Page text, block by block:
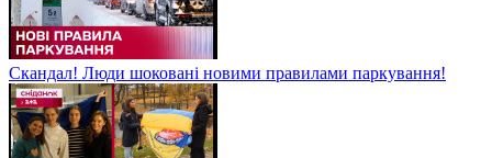
Скандал! Люди шоковані новими правилами паркування!